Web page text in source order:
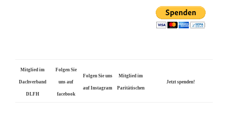
Mitglied im
Dachverband
DLFH
Folgen Sie
uns auf
facebook
Folgen Sie uns
auf Instagram
Mitglied im
Paritätischen
Jetzt spenden!